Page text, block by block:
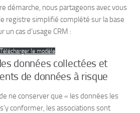
démarche, nous partageons avec vous
registre simplifié complété sur la base
un cas d’usage CRM :
Télécharger le modèle
données collectées et
de données à risque
ne conserver que « les données les
conformer, les associations sont